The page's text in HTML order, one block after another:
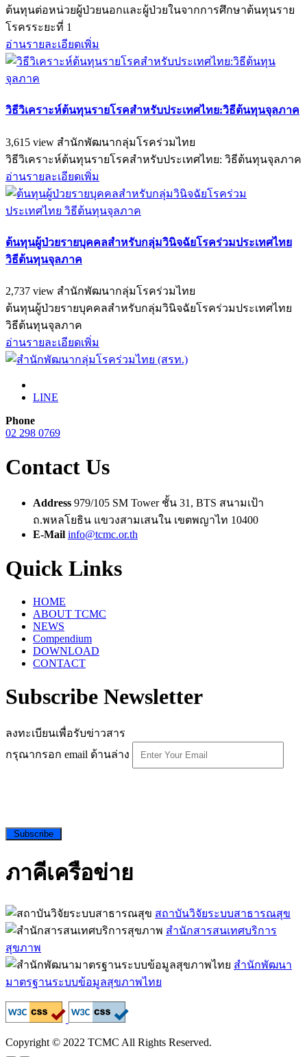
ต้นทุนต่อหน่วยผู้ป่วยนอกและผู้ป่วยในจากการศึกษาต้นทุนราย
โรครระยะที่ 1
อ่านรายละเอียดเพิ่ม
วิธีวิเคราะห์ต้นทุนรายโรคสำหรับประเทศไทย:วิธีต้นทุนจุลภาค
3,615 view สำนักพัฒนากลุ่มโรคร่วมไทย
วิธีวิเคราะห์ต้นทุนรายโรคสำหรับประเทศไทย: วิธีต้นทุนจุลภาค
อ่านรายละเอียดเพิ่ม
ต้นทุนผู้ป่วยรายบุคคลสำหรับกลุ่มวินิจฉัยโรคร่วมประเทศไทย
วิธีต้นทุนจุลภาค
2,737 view สำนักพัฒนากลุ่มโรคร่วมไทย
ต้นทุนผู้ป่วยรายบุคคลสำหรับกลุ่มวินิจฉัยโรคร่วมประเทศไทย
วิธีต้นทุนจุลภาค
อ่านรายละเอียดเพิ่ม
LINE
Phone
02 298 0769
Contact Us
Address 979/105 SM Tower ชั้น 31, BTS สนามเป้า
ถ.พหลโยธิน แขวงสามเสนใน เขตพญาไท 10400
E-Mail info@tcmc.or.th
Quick Links
HOME
ABOUT TCMC
NEWS
Compendium
DOWNLOAD
CONTACT
Subscribe Newsletter
ลงทะเบียนเพื่อรับข่าวสาร
กรุณากรอก email ด้านล่าง
Subscribe
ภาคีเครือข่าย
สถาบันวิจัยระบบสาธารณสุข
สำนักสารสนเทศบริการ
สุขภาพ
สำนักพัฒนา
มาตรฐานระบบข้อมูลสุขภาพไทย
Copyright © 2022 TCMC All Rights Reserved.